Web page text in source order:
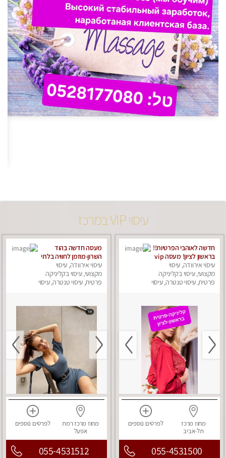
עיסוי VIP במרכז
חדשה לאוהבי הפרטיות!!
בראשון לציון! מעסה vip
מפנקת בקליניקה פרטית
לחלוטין!!! לבד! לרציניים
בלבד! מומלץ!
עיסוי אירוודה, עיסוי
מקצועי, עיסוי בקליניקה
פרטית, עיסוי טנטרה, עיסוי
מחוז מרכז
תל-אביב
לפרטים נוספים
055-4531500
מעסה חדשה בהוד
השרון-מוזמן לחוויה בלתי
נשכחת!!!עיסוי מפנק
ביותר במקום פרטי
לחלוטין!
עיסוי אירוודה, עיסוי
מקצועי, עיסוי בקליניקה
פרטית, עיסוי טנטרה, עיסוי
מחוז מרכזרמת
אפעל
לפרטים נוספים
055-4531512